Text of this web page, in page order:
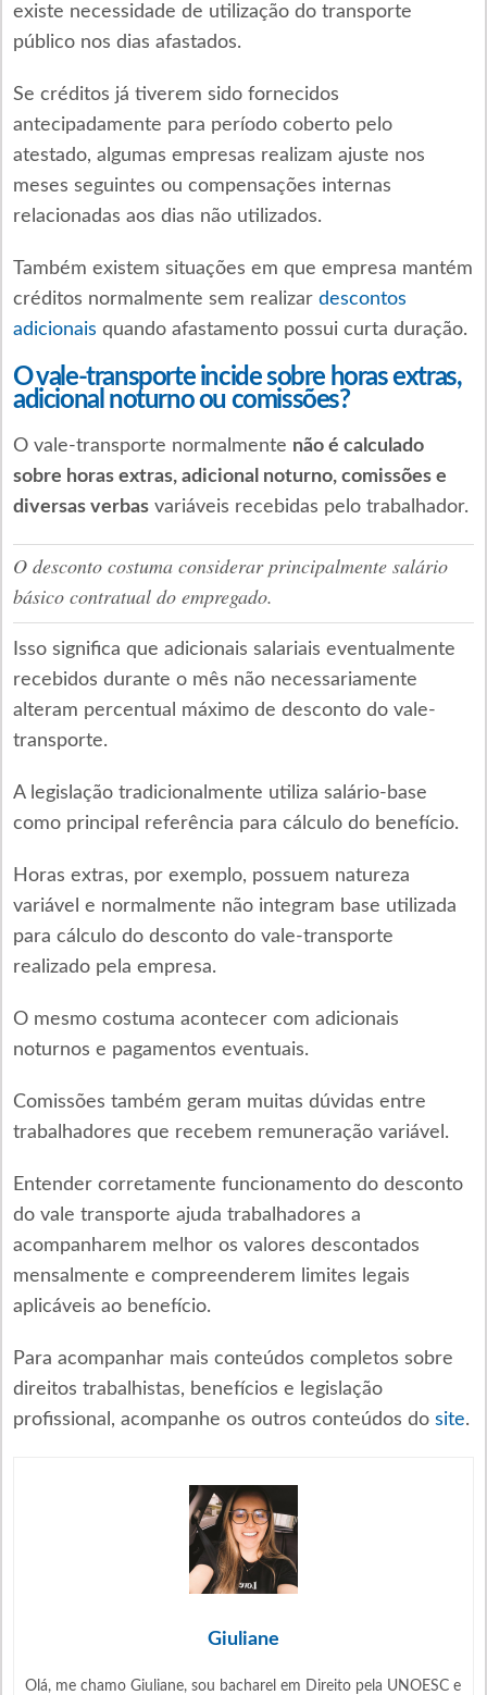
existe necessidade de utilização do transporte
público nos dias afastados.
Se créditos já tiverem sido fornecidos
antecipadamente para período coberto pelo
atestado, algumas empresas realizam ajuste nos
meses seguintes ou compensações internas
relacionadas aos dias não utilizados.
Também existem situações em que empresa mantém
créditos normalmente sem realizar descontos
adicionais quando afastamento possui curta duração.
O vale-transporte incide sobre horas extras,
adicional noturno ou comissões?
O vale-transporte normalmente não é calculado
sobre horas extras, adicional noturno, comissões e
diversas verbasvariáveis recebidas pelo trabalhador.
O desconto costuma considerar principalmente salário
básico contratual do empregado.
Isso significa que adicionais salariais eventualmente
recebidos durante o mês não necessariamente
alteram percentual máximo de desconto do vale-
transporte.
A legislação tradicionalmente utiliza salário-base
como principal referência para cálculo do benefício.
Horas extras, por exemplo, possuem natureza
variável e normalmente não integram base utilizada
para cálculo do desconto do vale-transporte
realizado pela empresa.
O mesmo costuma acontecer com adicionais
noturnos e pagamentos eventuais.
Comissões também geram muitas dúvidas entre
trabalhadores que recebem remuneração variável.
Entender corretamente funcionamento do desconto
do vale transporte ajuda trabalhadores a
acompanharem melhor os valores descontados
mensalmente e compreenderem limites legais
aplicáveis ao benefício.
Para acompanhar mais conteúdos completos sobre
direitos trabalhistas, benefícios e legislação
profissional, acompanhe os outros conteúdos do site.
Giuliane
Olá, me chamo Giuliane, sou bacharel em Direito pela UNOESC e